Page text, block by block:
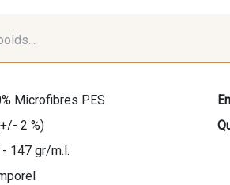
Microfibres PES
2 %)
147 gr/m.l.